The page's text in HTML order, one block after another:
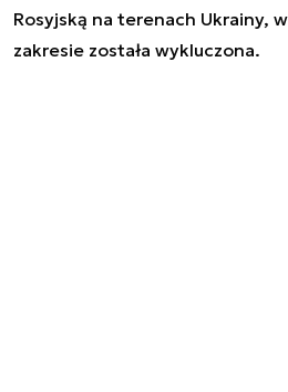
Rosyjską na terenach Ukrainy,
zakresie została wykluczona.